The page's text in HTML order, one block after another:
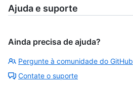
Ajuda e suporte
Ainda precisa de ajuda?
Pergunte à comunidade do GitHub
Contate o suporte